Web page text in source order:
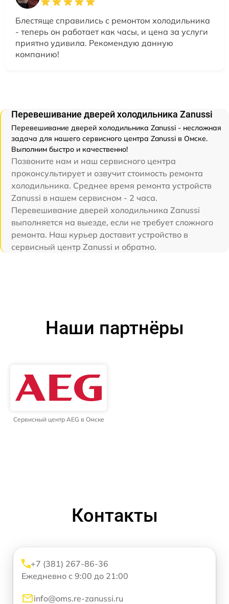
Блестяще справились с ремонтом холодильника
- теперь он работает как часы, и цена за услуги
приятно удивила. Рекомендую данную
компанию!
Перевешивание дверей холодильника Zanussi
Перевешивание дверей холодильника Zanussi - несложная
задача для нашего сервисного центра Zanussi в Омске.
Выполним быстро и качественно!
Позвоните нам и наш сервисного центра
проконсультирует и озвучит стоимость ремонта
холодильника. Среднее время ремонта устройств
Zanussi в нашем сервисном - 2 часа.
Перевешивание дверей холодильника Zanussi
выполняется на выезде, если не требует сложного
ремонта. Наш курьер доставит устройство в
сервисный центр Zanussi и обратно.
Наши партнёры
Сервисный центр AEG в Омске
Контакты
+7 (381) 267-86-36
Ежедневно с 9:00 до 21:00
info@oms.re-zanussi.ru